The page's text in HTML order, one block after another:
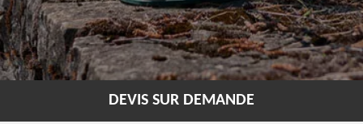
DEVIS SUR DEMANDE